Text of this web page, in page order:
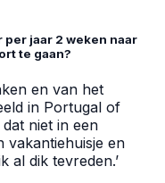
jaar 2 weken naar
te gaan?
en van het
in Portugal of
niet in een
vakantiehuisje en
al dik tevreden.’